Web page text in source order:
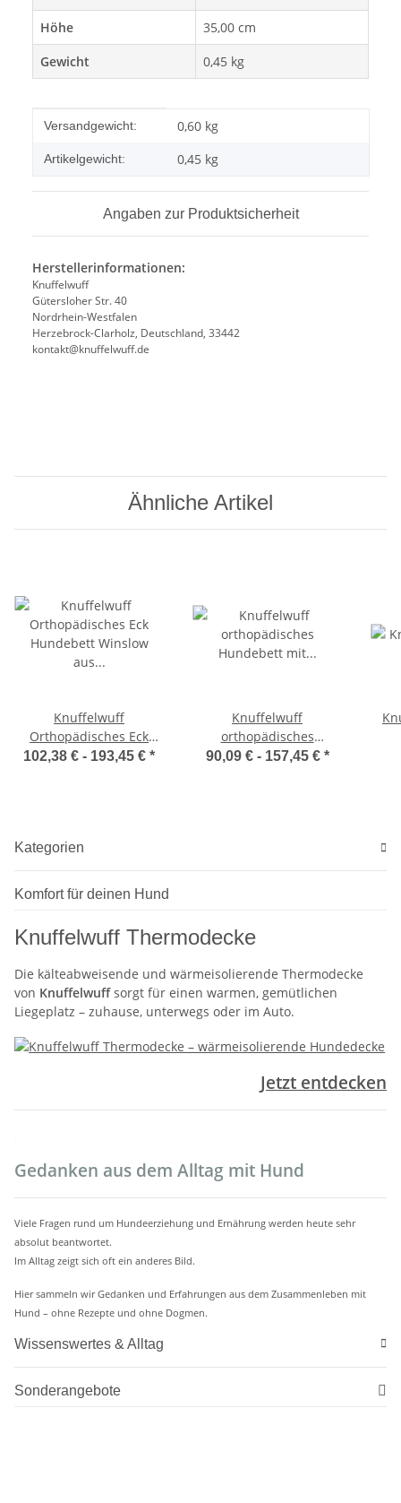
Höhe
35,00 cm
Gewicht
0,45 kg
Produkteigenschaft
Wert
Versandgewicht: 0,60 kg
Artikelgewicht: 0,45 kg
Angaben zur Produktsicherheit
Herstellerinformationen:
Knuffelwuff
Gütersloher Str. 40
Nordrhein-Westfalen
Herzebrock-Clarholz, Deutschland, 33442
kontakt@knuffelwuff.de
Ähnliche Artikel
Knuffelwuff
Orthopädisches Eck
Hundebett Winslow aus
102,38 € - 193,45 € *
Knuffelwuff
orthopädisches
Hundebett mit Fächer-
90,09 € - 157,45 € *
Kategorien
Komfort für deinen Hund
Knuffelwuff Thermodecke
Die kälteabweisende und wärmeisolierende Thermodecke
von Knuffelwuffsorgt für einen warmen, gemütlichen
Liegeplatz – zuhause, unterwegs oder im Auto.
Jetzt entdecken
Gedanken aus dem Alltag mit Hund
Viele Fragen rund um Hundeerziehung und Ernährung werden heute sehr
absolut beantwortet.
Im Alltag zeigt sich oft ein anderes Bild.
Hier sammeln wir Gedanken und Erfahrungen aus dem Zusammenleben mit
Hund – ohne Rezepte und ohne Dogmen.
Wissenswertes & Alltag
Sonderangebote